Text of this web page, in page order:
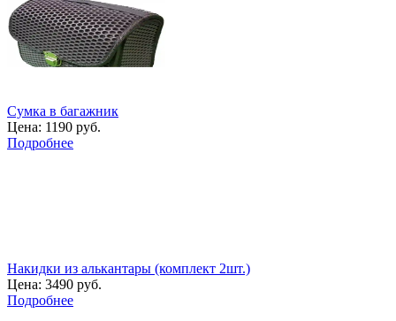
Сумка в багажник
Цена: 1190 руб.
Подробнее
Накидки из алькантары (комплект 2шт.)
Цена: 3490 руб.
Подробнее